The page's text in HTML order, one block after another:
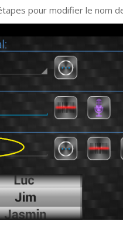
pour modifier le nom